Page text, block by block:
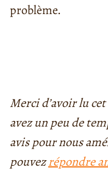
problème.
Merci d’avoir lu
avez un peu de
avis pour nous
pouvezrépondre